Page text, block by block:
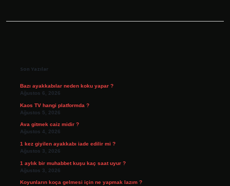
Son Yazılar
Bazı ayakkabılar neden koku yapar ?
Ağustos 6, 2026
Kaos TV hangi platformda ?
Ağustos 5, 2026
Ava gitmek caiz midir ?
Ağustos 4, 2026
1 kez giyilen ayakkabı iade edilir mi ?
Ağustos 3, 2026
1 aylık bir muhabbet kuşu kaç saat uyur ?
Ağustos 3, 2026
Koyunların koça gelmesi için ne yapmak lazım ?